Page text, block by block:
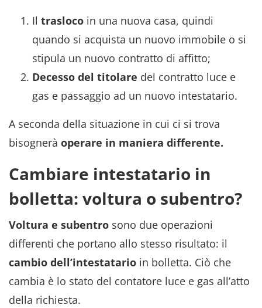
Il trasloco in una nuova casa, quindi
quando si acquista un nuovo immobile o si
stipula un nuovo contratto di affitto;
Decesso del titolare del contratto luce e
gas e passaggio ad un nuovo intestatario.
A seconda della situazione in cui ci si trova
bisognerà operare in maniera differente.
Cambiare intestatario in
bolletta: voltura o subentro?
Voltura e subentro sono due operazioni
differenti che portano allo stesso risultato: il
cambio dell’intestatario in bolletta. Ciò che
cambia è lo stato del contatore luce e gas all’atto
della richiesta.